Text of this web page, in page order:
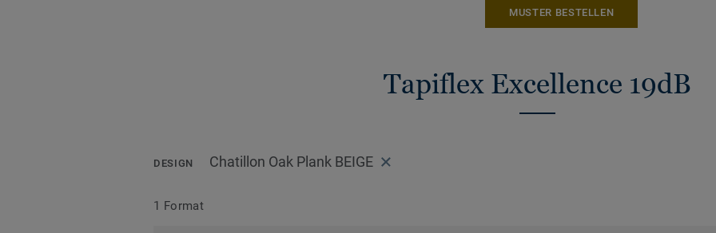
MUSTER BESTELLEN
Tapiflex Excellence 19dB
DESIGN Chatillon Oak Plank BEIGE
1 Format